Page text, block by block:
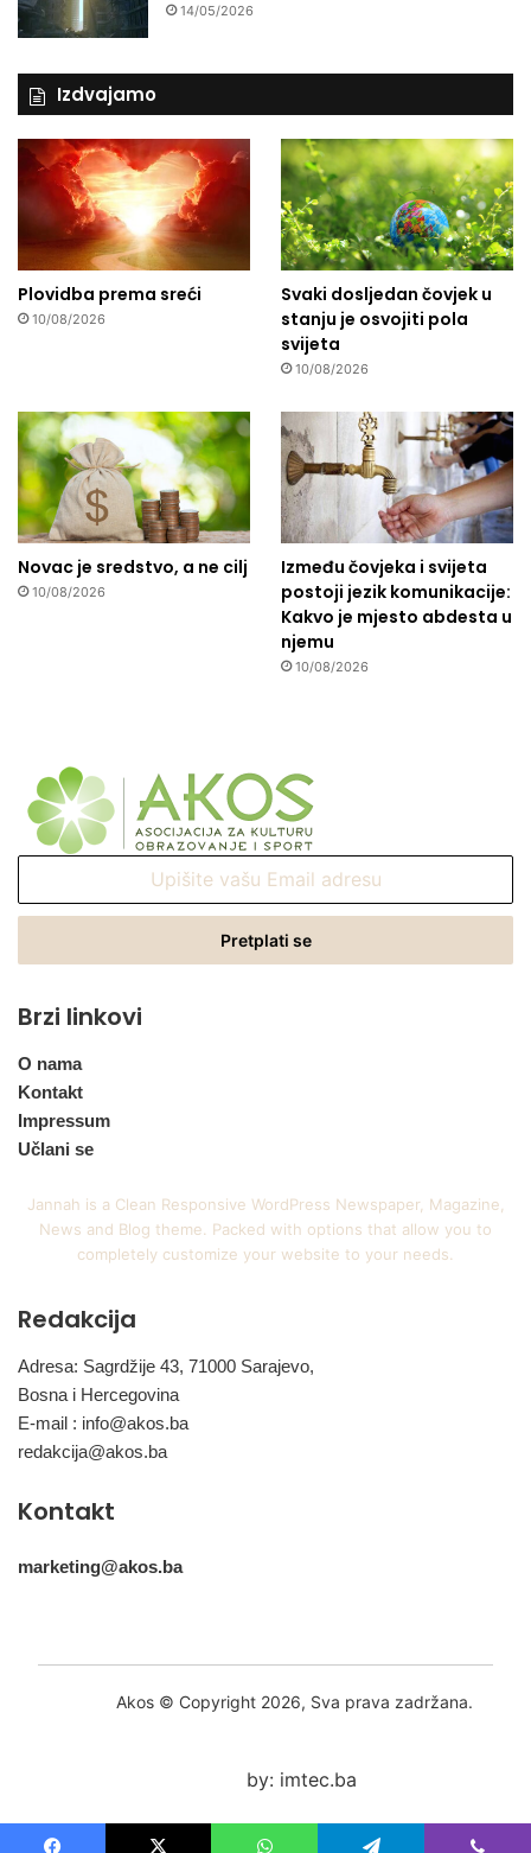
14/05/2026
Izdvajamo
Plovidba prema sreći
10/08/2026
Svaki dosljedan čovjek u
stanju je osvojiti pola
svijeta
10/08/2026
Novac je sredstvo, a ne cilj
10/08/2026
Između čovjeka i svijeta
postoji jezik komunikacije:
Kakvo je mjesto abdesta u
njemu
10/08/2026
Email
Brzi linkovi
O nama
Kontakt
Impressum
Učlani se
Jannah is a Clean Responsive WordPress Newspaper, Magazine,
News and Blog theme. Packed with options that allow you to
completely customize your website to your needs.
Redakcija
Adresa: Sagrdžije 43, 71000 Sarajevo,
Bosna i Hercegovina
E-mail : info@akos.ba
redakcija@akos.ba
Kontakt
marketing@akos.ba
Akos © Copyright 2026, Sva prava zadržana.
by: imtec.ba